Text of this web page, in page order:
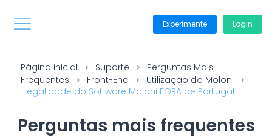
Experimente Login
Página inicial Suporte
Perguntas Mais
Frequentes
Front-End
Utilização do Moloni
Legalidade do Software Moloni FORA de Portugal
Perguntas mais frequentes